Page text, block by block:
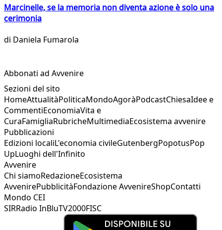
Marcinelle, se la memoria non diventa azione è solo una
cerimonia
di Daniela Fumarola
Abbonati ad Avvenire
Sezioni del sito
HomeAttualitàPoliticaMondoAgoràPodcastChiesaIdee e
CommentiEconomiaVita e
CuraFamigliaRubricheMultimediaEcosistema avvenire
Pubblicazioni
Edizioni localiL'economia civileGutenbergPopotusPop
UpLuoghi dell'Infinito
Avvenire
Chi siamoRedazioneEcosistema
AvvenirePubblicitàFondazione AvvenireShopContatti
Mondo CEI
SIRRadio InBluTV2000FISC